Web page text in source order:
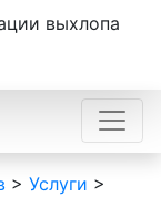
выхлопа
> Услуги >